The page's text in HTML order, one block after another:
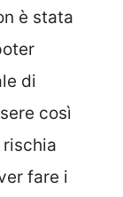
è stata
di
così
fare i